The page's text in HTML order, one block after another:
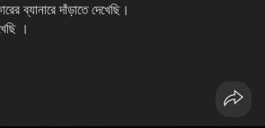
ব্যানারে দাঁড়াতে দেখেছি।
।
বন্ধ হয়ে আসতো, তাকে শ্বাসরুদ্ধ করে ছটফট করাতে
খাবার খাওয়া মানুষটাকে দান করতে দেখেছি।
ফাঁক দিয়ে, রাস্তার লাইটের দিকে তাকিয়ে আফসোস